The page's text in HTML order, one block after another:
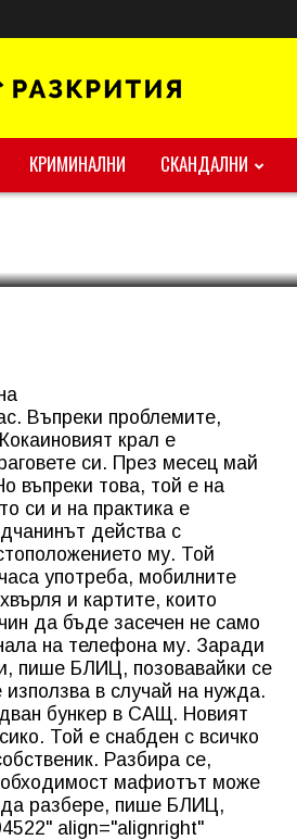
КРИМИНАЛНИ СКАНДАЛНИ
Въпреки проблемите,
крал е
си. През месец май
въпреки това, той е на
си и на практика е
действа с
му. Той
употреба, мобилните
и картите, които
да бъде засечен не само
на телефона му. Заради
пише БЛИЦ, позовавайки се
в случай на нужда.
бункер в САЩ. Новият
Той е снабден с всичко
Разбира се,
мафиотът може
да разбере, пише БЛИЦ,
align="alignright"